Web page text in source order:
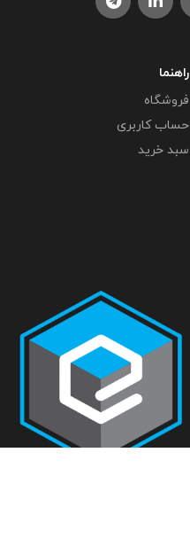
راهنما
فروشگاه
حساب کاربری
سبد خرید